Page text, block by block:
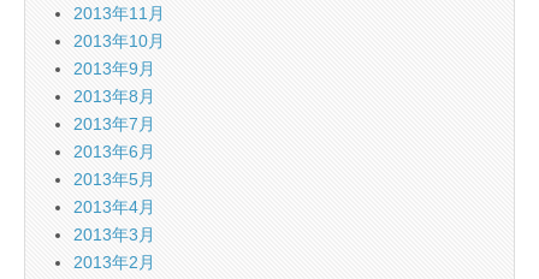
2013年11月
2013年10月
2013年9月
2013年8月
2013年7月
2013年6月
2013年5月
2013年4月
2013年3月
2013年2月